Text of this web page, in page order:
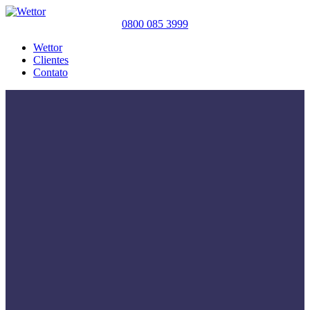
0800 085 3999
Wettor
Clientes
Contato